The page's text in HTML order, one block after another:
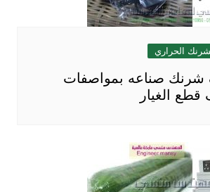
الحراري
شرنك صناعه بمواصفات
قطع الغيار